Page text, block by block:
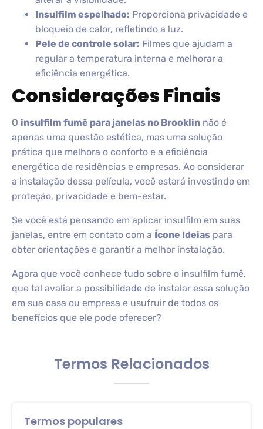
Insulfilm espelhado: Proporciona privacidade e
bloqueio de calor, refletindo a luz.
Pele de controle solar: Filmes que ajudam a
regular a temperatura interna e melhorar a
eficiência energética.
Considerações Finais
O insulfilm fumê para janelas no Brooklin não é
apenas uma questão estética, mas uma solução
prática que melhora o conforto e a eficiência
energética de residências e empresas. Ao considerar
a instalação dessa película, você estará investindo em
proteção, privacidade e bem-estar.
Se você está pensando em aplicar insulfilm em suas
janelas, entre em contato com a Ícone Ideias para
obter orientações e garantir a melhor instalação.
Agora que você conhece tudo sobre o insulfilm fumê,
que tal avaliar a possibilidade de instalar essa solução
em sua casa ou empresa e usufruir de todos os
benefícios que ele pode oferecer?
Termos Relacionados
Termos populares